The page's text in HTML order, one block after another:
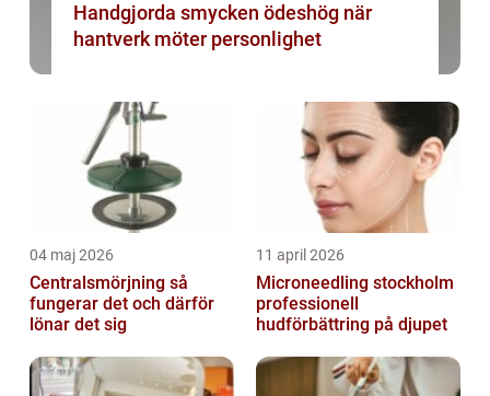
Handgjorda smycken ödeshög när
hantverk möter personlighet
04 maj 2026
Centralsmörjning så
fungerar det och därför
lönar det sig
11 april 2026
Microneedling stockholm
professionell
hudförbättring på djupet